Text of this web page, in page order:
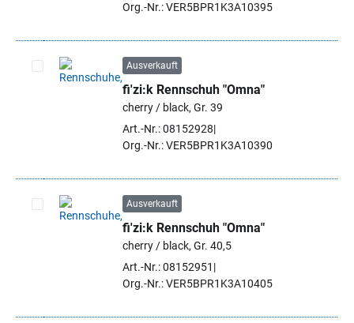
Org.-Nr.: VER5BPR1K3A10395
Artikel auswählen
Ausverkauft
fi'zi:k Rennschuh "Omna"
cherry / black, Gr. 39
Art.-Nr.: 08152928
Org.-Nr.: VER5BPR1K3A10390
Artikel auswählen
Ausverkauft
fi'zi:k Rennschuh "Omna"
cherry / black, Gr. 40,5
Art.-Nr.: 08152951
Org.-Nr.: VER5BPR1K3A10405